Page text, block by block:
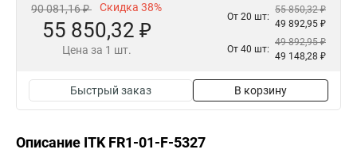
90 081,16 ₽ Скидка 38%
55 850,32 ₽
Цена за 1 шт.
От 20 шт:
55 850,32 ₽
49 892,95 ₽
От 40 шт:
49 892,95 ₽
49 148,28 ₽
Быстрый заказ В корзину
Описание ITK FR1-01-F-5327